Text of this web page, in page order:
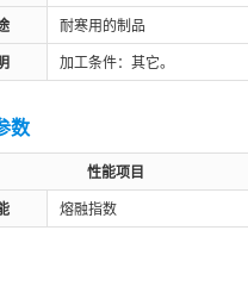
耐寒用的制品
加工条件：其它。
数
性能项目
熔融指数